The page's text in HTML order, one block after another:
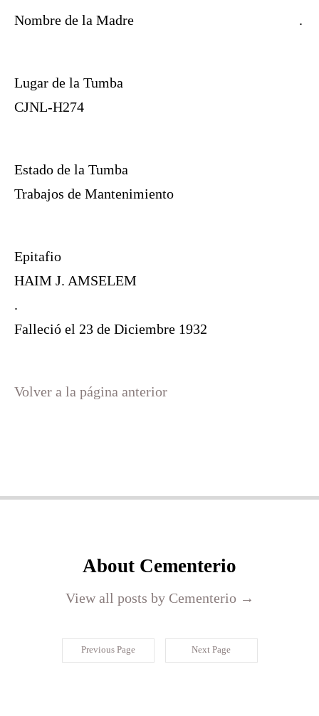
Nombre de la Madre .
Lugar de la Tumba
CJNL-H274
Estado de la Tumba
Trabajos de Mantenimiento
Epitafio
HAIM J. AMSELEM
.
Falleció el 23 de Diciembre 1932
Volver a la página anterior
About Cementerio
View all posts by Cementerio →
Previous Page Next Page